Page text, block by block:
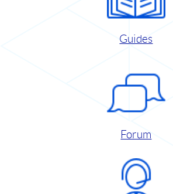
Guides
Forum